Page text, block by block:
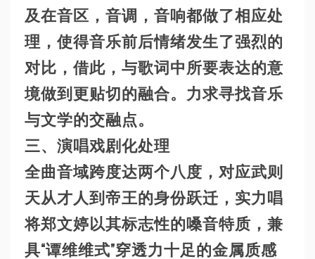
及在音区，音调，音响都做了相应处
理，使得音乐前后情绪发生了强烈的
对比，借此，与歌词中所要表达的意
境做到更贴切的融合。力求寻找音乐
与文学的交融点。
三、演唱戏剧化处理
全曲音域跨度达两个八度，对应武则
天从才人到帝王的身份跃迁，实力唱
将郑文婷以其标志性的嗓音特质，兼
具“谭维维式”穿透力十足的金属质感